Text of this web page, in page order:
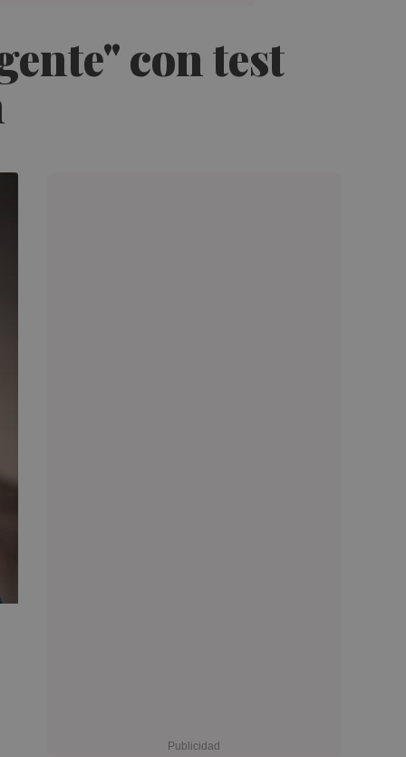
con test